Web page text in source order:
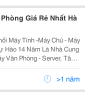
Giá Rẻ Nhất Hà
Máy Tính -Máy Chủ - Máy
Văn Phòng - Server, Tân
Tới Cho Quý Khách
Rẻ Nhất Hà Nội, >1 năm